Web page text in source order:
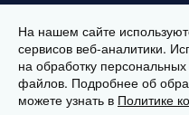
пн-пт 10:00-19:00
сб 11:00-17:00
На нашем сайте
сервисов веб-аналитики.
на обработку
файлов. Подробнее об
можете узнать в Политике